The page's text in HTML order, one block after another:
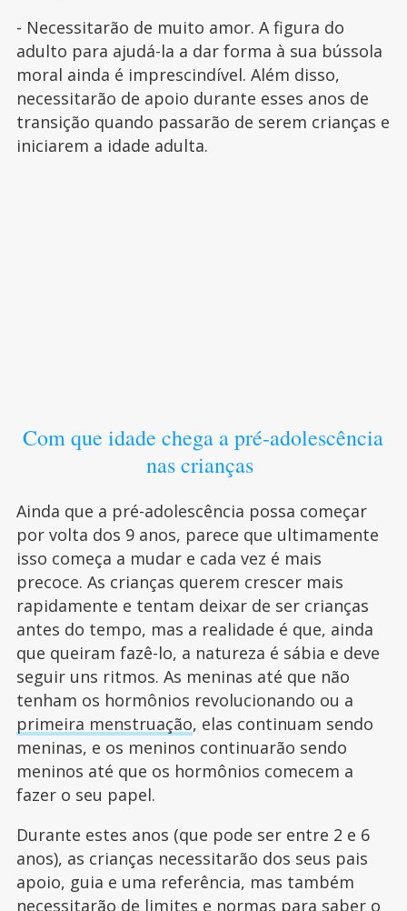
- Necessitarão de muito amor. A figura do
adulto para ajudá-la a dar forma à sua bússola
moral ainda é imprescindível. Além disso,
necessitarão de apoio durante esses anos de
transição quando passarão de serem crianças e
iniciarem a idade adulta.
Com que idade chega a pré-adolescência
nas crianças
Ainda que a pré-adolescência possa começar
por volta dos 9 anos, parece que ultimamente
isso começa a mudar e cada vez é mais
precoce. As crianças querem crescer mais
rapidamente e tentam deixar de ser crianças
antes do tempo, mas a realidade é que, ainda
que queiram fazê-lo, a natureza é sábia e deve
seguir uns ritmos. As meninas até que não
tenham os hormônios revolucionando ou a
primeira menstruação, elas continuam sendo
meninas, e os meninos continuarão sendo
meninos até que os hormônios comecem a
fazer o seu papel.
Durante estes anos (que pode ser entre 2 e 6
anos), as crianças necessitarão dos seus pais
apoio, guia e uma referência, mas também
necessitarão de limites e normas para saber o